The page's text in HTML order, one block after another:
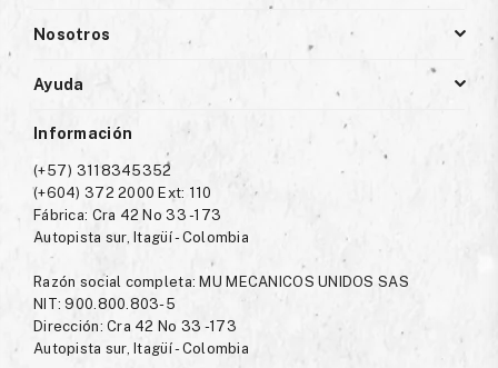
Nosotros
Ayuda
Información
(+57) 3118345352
(+604) 372 2000 Ext: 110
Fábrica: Cra 42 No 33 -173
Autopista sur, Itagüí - Colombia
Razón social completa: MU MECANICOS UNIDOS SAS
NIT: 900.800.803-5
Dirección: Cra 42 No 33 -173
Autopista sur, Itagüí - Colombia